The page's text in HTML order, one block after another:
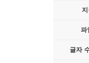
지
파
글자